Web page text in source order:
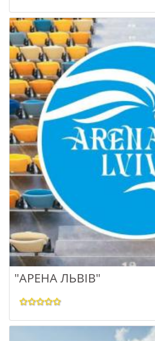
"АРЕНА ЛЬВІВ"